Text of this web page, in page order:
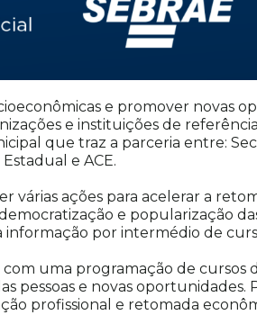
e promover novas
e instituições de
que traz a parceria entre:
Estadual e ACE.
várias ações para acelerar a
e popularização
informação por intermédio de
com uma programação de
pessoas e novas
profissional e retomada